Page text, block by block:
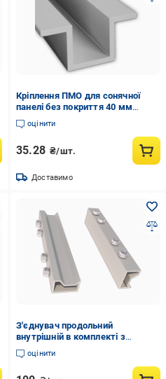
Кріплення ПМО для сонячної
панелі без покриття 40 мм
довжина 50 мм (570013)
оцінити
35.28 ₴/шт.
Доставимо
З'єднувач продольний
внутрішній в комплекті з
шурупами Light D 2 шт.
(3007091341)
оцінити